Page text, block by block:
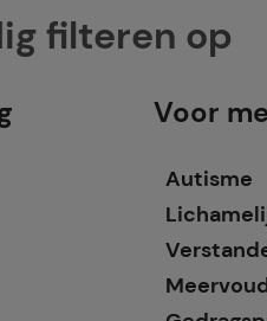
filteren op
Voor
Autisme